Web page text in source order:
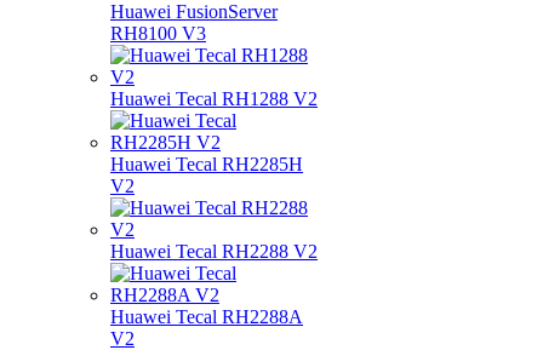
Huawei FusionServer
RH8100 V3
Huawei Tecal RH1288 V2
Huawei Tecal RH2285H
V2
Huawei Tecal RH2288 V2
Huawei Tecal RH2288A
V2